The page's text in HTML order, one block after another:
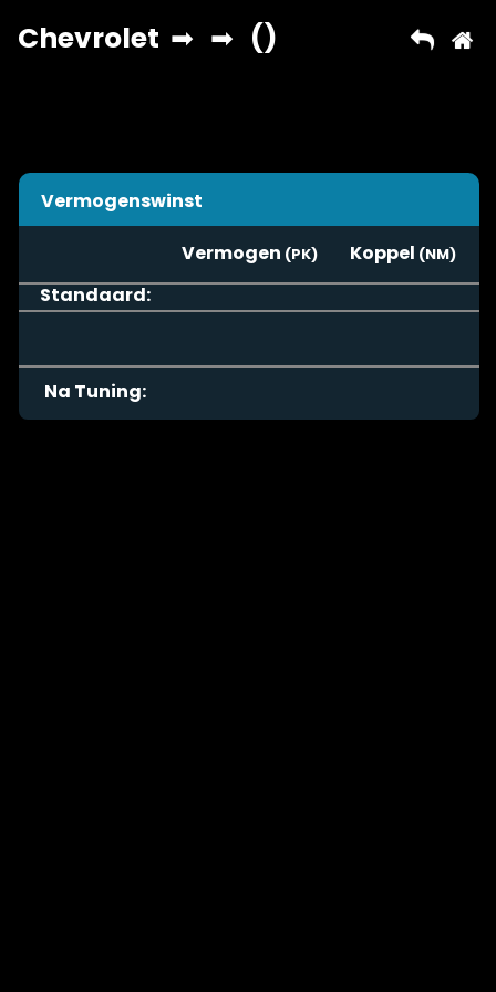
Vermogenswinst
Vermogen
Koppel
Standaard:
Na Tuning: